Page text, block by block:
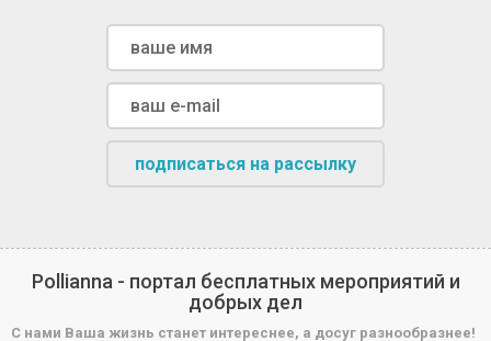
подписаться на рассылку
Pollianna - портал бесплатных мероприятий и
добрых дел
С нами Ваша жизнь станет интереснее, а досуг разнообразнее!